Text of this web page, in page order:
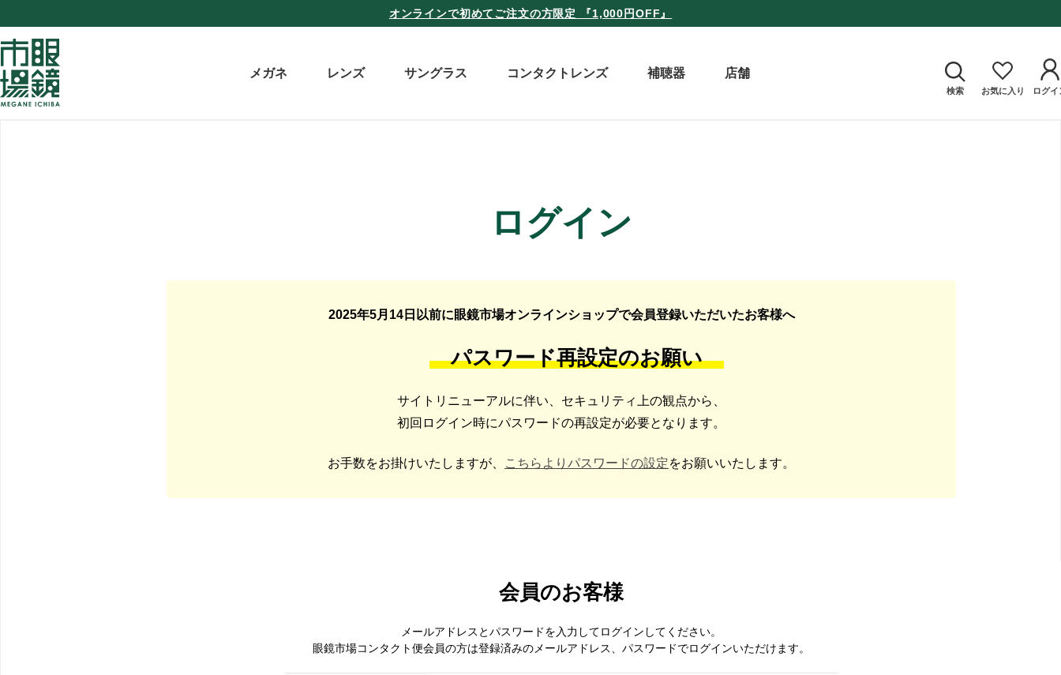
オンラインで初めてご注文の方限定 『1,000円OFF』
メガネ レンズ サングラス コンタクトレンズ 補聴器 店舗
検索 お気に入り ログイ
ログイン
2025年5月14日以前に眼鏡市場オンラインショップで会員登録いただいたお客様へ
パスワード再設定のお願い
サイトリニューアルに伴い、セキュリティ上の観点から、
初回ログイン時にパスワードの再設定が必要となります。
お手数をお掛けいたしますが、 こちらよりパスワードの設定をお願いいたします。
会員のお客様
メールアドレスとパスワードを入力してログインしてください。
眼鏡市場コンタクト便会員の方は登録済みのメールアドレス、パスワードでログインいただけます。